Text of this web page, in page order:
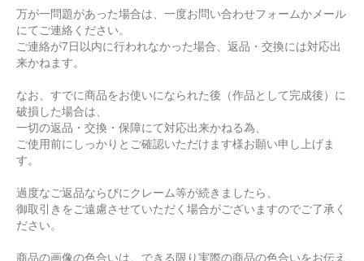
万が一問題があった場合は、一度お問い合わせフォームかメール
にてご連絡ください。
ご連絡が7日以内に行われなかった場合、返品・交換には対応出
来かねます。
なお、すでに商品をお使いになられた後（作品として完成後）に
破損した場合は、
一切の返品・交換・保障にて対応出来かねる為、
ご使用前にしっかりとご確認いただけます様お願い申し上げま
す。
過度なご返品ならびにクレーム等が続きましたら、
御取引きをご遠慮させていただく場合がございますのでご了承く
ださい。
商品の画像の色合いは、できる限り実際の商品の色合いをお伝え